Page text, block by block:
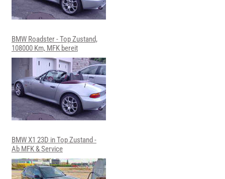
BMW Roadster - Top Zustand,
108000 Km, MFK bereit
BMW X1 23D in Top Zustand -
Ab MFK & Service